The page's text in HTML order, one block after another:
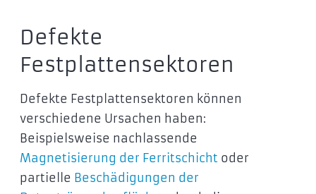
Defekte
Festplattensektoren
Defekte Festplattensektoren können
verschiedene Ursachen haben:
Beispielsweise nachlassende
Magnetisierung der Ferritschicht oder
partielle Beschädigungen der